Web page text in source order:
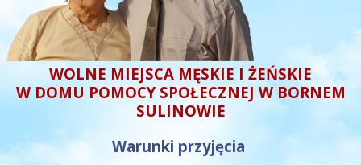
WOLNE MIEJSCA MĘSKIE I ŻEŃSKIE
W DOMU POMOCY SPOŁECZNEJ W BORNEM
SULINOWIE
Warunki przyjęcia